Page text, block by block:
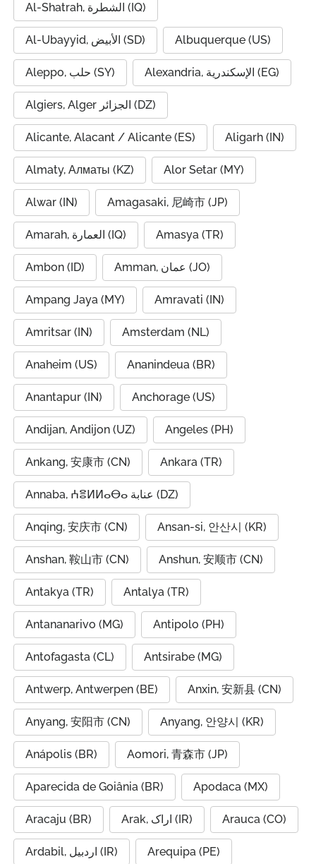
Al-Shatrah, الشطرة (IQ)
Al-Ubayyid, الأبيض (SD) Albuquerque (US)
Aleppo, حلب (SY) Alexandria, الإسكندرية (EG)
Algiers, Alger الجزائر (DZ)
Alicante, Alacant / Alicante (ES) Aligarh (IN)
Almaty, Алматы (KZ) Alor Setar (MY)
Alwar (IN) Amagasaki, 尼崎市 (JP)
Amarah, العمارة (IQ) Amasya (TR)
Ambon (ID) Amman, عمان (JO)
Ampang Jaya (MY) Amravati (IN)
Amritsar (IN) Amsterdam (NL)
Anaheim (US) Ananindeua (BR)
Anantapur (IN) Anchorage (US)
Andijan, Andijon (UZ) Angeles (PH)
Ankang, 安康市 (CN) Ankara (TR)
Annaba, ⵄⴻⵍⵍⴰⴱⴰ عنابة (DZ)
Anqing, 安庆市 (CN) Ansan-si, 안산시 (KR)
Anshan, 鞍山市 (CN) Anshun, 安顺市 (CN)
Antakya (TR) Antalya (TR)
Antananarivo (MG) Antipolo (PH)
Antofagasta (CL) Antsirabe (MG)
Antwerp, Antwerpen (BE) Anxin, 安新县 (CN)
Anyang, 安阳市 (CN) Anyang, 안양시 (KR)
Anápolis (BR) Aomori, 青森市 (JP)
Aparecida de Goiânia (BR) Apodaca (MX)
Aracaju (BR) Arak, اراک (IR) Arauca (CO)
Ardabil, اردبیل (IR) Arequipa (PE)